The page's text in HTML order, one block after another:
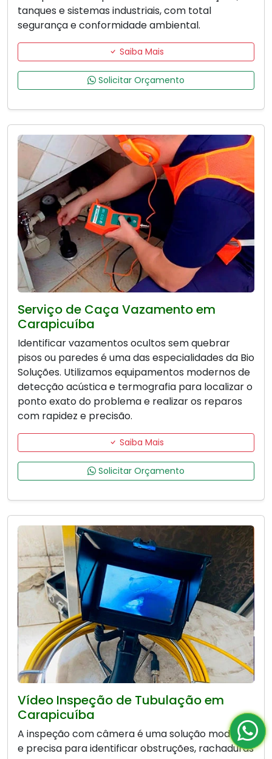
tanques e sistemas industriais, com total
segurança e conformidade ambiental.
Saiba Mais
Solicitar Orçamento
Serviço de Caça Vazamento em
Carapicuíba
Identificar vazamentos ocultos sem quebrar
pisos ou paredes é uma das especialidades da Bio
Soluções. Utilizamos equipamentos modernos de
detecção acústica e termografia para localizar o
ponto exato do problema e realizar os reparos
com rapidez e precisão.
Saiba Mais
Solicitar Orçamento
Vídeo Inspeção de Tubulação em
Carapicuíba
A inspeção com câmera é uma solução moderna
e precisa para identificar obstruções, rachaduras